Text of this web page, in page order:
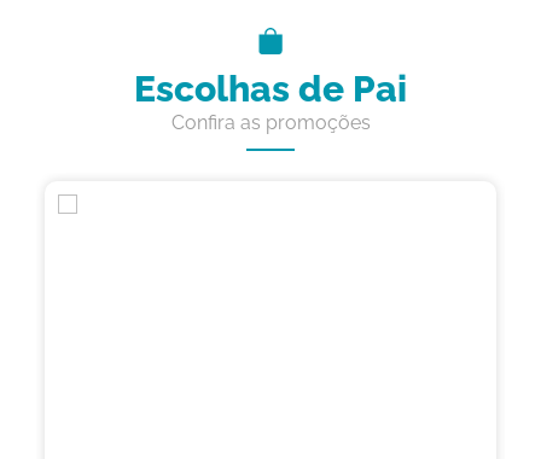
Escolhas de Pai
Confira as promoções